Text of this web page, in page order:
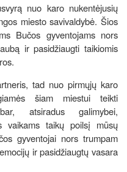
nuo karo nukentėjusių
miesto savivaldybė. Šios
Bučos gyventojams nors
ir pasidžiaugti taikiomis
tad nuo pirmųjų karo
šiam miestui teikti
atsiradus galimybei,
vaikams taikų poilsį mūsų
gyventojai nors trumpam
ir pasidžiaugtų vasara